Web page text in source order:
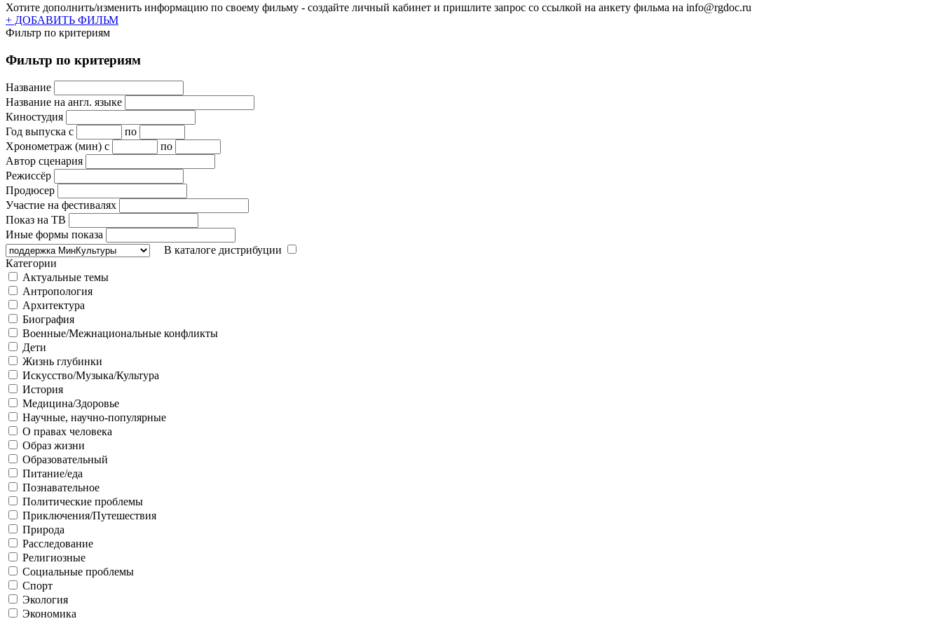
Хотите дополнить/изменить информацию по своему фильму - создайте личный кабинет и пришлите запрос cо ссылкой на анкету фильма на info@rgdoc.ru
+ ДОБАВИТЬ ФИЛЬМ
Фильтр по критериям
Фильтр по критериям
Название
Название на англ. языке
Киностудия
Год выпуска с
по
Хронометраж (мин) с
по
Автор сценария
Режиссёр
Продюсер
Участие на фестивалях
Показ на ТВ
Иные формы показа
В каталоге дистрибуции
Категории
Актуальные темы
Антропология
Архитектура
Биография
Военные/Межнациональные конфликты
Дети
Жизнь глубинки
Искусство/Музыка/Культура
История
Медицина/Здоровье
Научные, научно-популярные
О правах человека
Образ жизни
Образовательный
Питание/еда
Познавательное
Политические проблемы
Приключения/Путешествия
Природа
Расследование
Религиозные
Социальные проблемы
Спорт
Экология
Экономика